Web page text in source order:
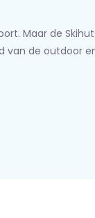
Maar de
van de outdoor